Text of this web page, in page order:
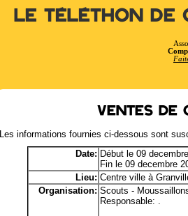
Le Téléthon de
Ventes
Les informations fournies ci-dessous sont
Date: Début le 09
Fin le 09 decembre
Lieu: Centre ville à
Organisation: Scouts -
Responsable: .